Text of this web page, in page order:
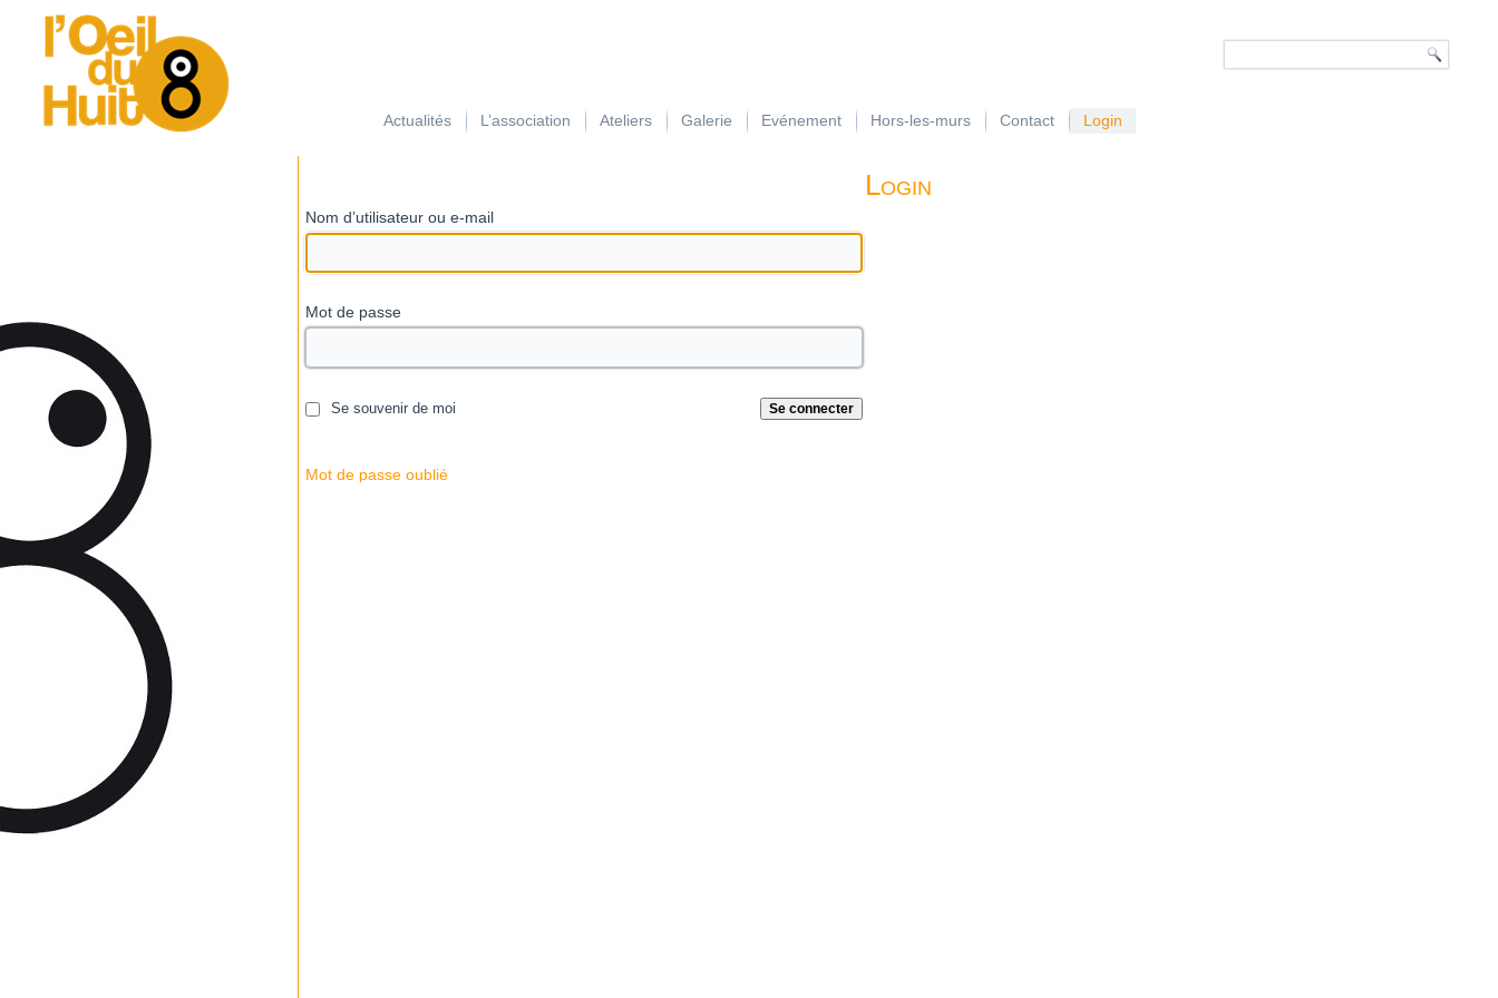
Actualités L’association Ateliers Galerie Evénement Hors-les-murs Contact Login
Login
Nom d’utilisateur ou e-mail
Mot de passe
Se souvenir de moi
Mot de passe oublié